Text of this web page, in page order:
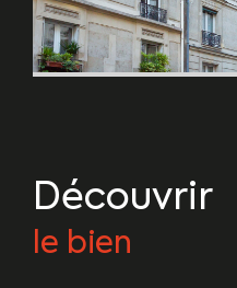
découvrir
le bien